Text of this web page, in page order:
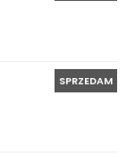
SPRZEDAM